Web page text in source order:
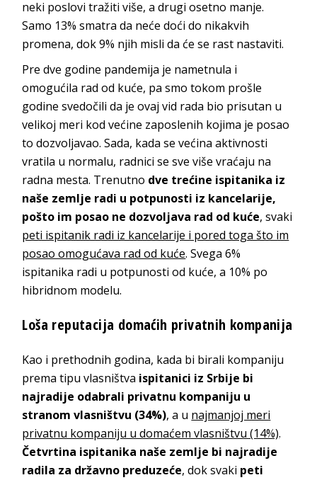
neki poslovi tražiti više, a drugi osetno manje.
Samo 13% smatra da neće doći do nikakvih
promena, dok 9% njih misli da će se rast nastaviti.
Pre dve godine pandemija je nametnula i
omogućila rad od kuće, pa smo tokom prošle
godine svedočili da je ovaj vid rada bio prisutan u
velikoj meri kod većine zaposlenih kojima je posao
to dozvoljavao. Sada, kada se većina aktivnosti
vratila u normalu, radnici se sve više vraćaju na
radna mesta. Trenutno dve trećine ispitanika iz
naše zemlje radi u potpunosti iz kancelarije,
pošto im posao ne dozvoljava rad od kuće, svaki
peti ispitanik radi iz kancelarije i pored toga što im
posao omogućava rad od kuće. Svega 6%
ispitanika radi u potpunosti od kuće, a 10% po
hibridnom modelu.
Loša reputacija domaćih privatnih kompanija
Kao i prethodnih godina, kada bi birali kompaniju
prema tipu vlasništva ispitanici iz Srbije bi
najradije odabrali privatnu kompaniju u
stranom vlasništvu (34%), a u najmanjoj meri
privatnu kompaniju u domaćem vlasništvu (14%).
Četvrtina ispitanika naše zemlje bi najradije
radila za državno preduzeće, dok svaki peti